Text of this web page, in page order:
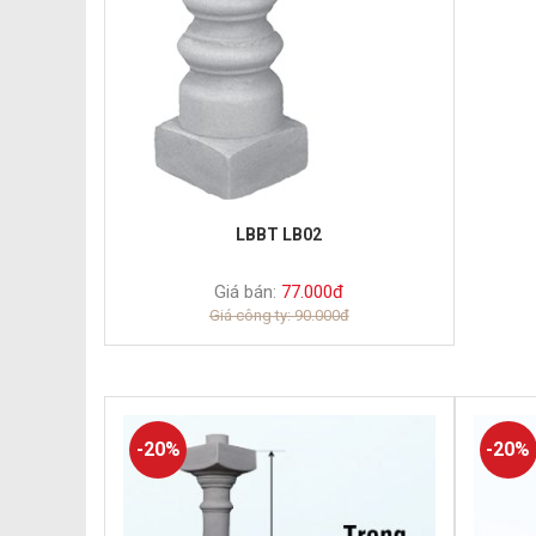
LBBT LB02
Giá bán: 77.000đ
Giá công ty: 90.000đ
-20% -20%